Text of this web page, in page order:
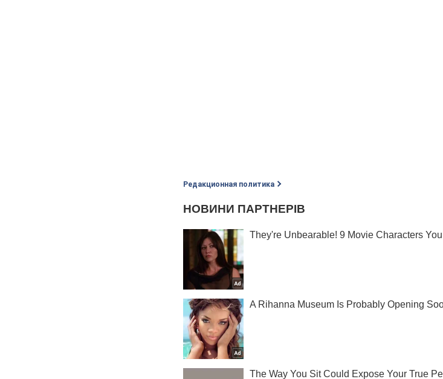
Редакционная политика